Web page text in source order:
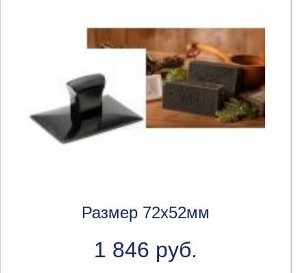
Размер 72х52мм
1 846 руб.